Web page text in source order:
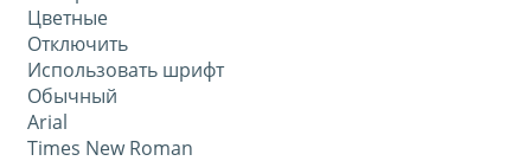
Цветные
Отключить
Использовать шрифт
Обычный
Arial
Times New Roman